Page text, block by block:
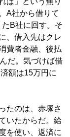
A社から借りて
B社に回す。そ
、借入先はクレ
費者金融、後払
だ。気づけば借
額は15万円に
たのは、赤塚さ
いたからだ。給
を使い、返済に